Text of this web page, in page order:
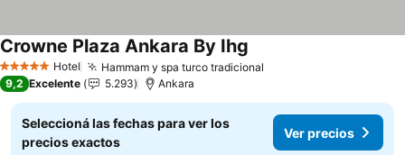
5 Estrellas Hotel Hammam y spa turco tradicional
Crowne Plaza Ankara By Ihg
9,2 Excelente 5.293 Ankara
Seleccioná las fechas para ver los
precios exactos
Ver precios